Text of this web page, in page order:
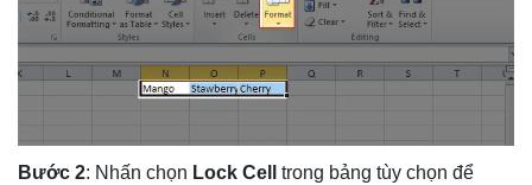
Bước 2: Nhấn chọn Lock Cell
trong bảng tùy chọn để